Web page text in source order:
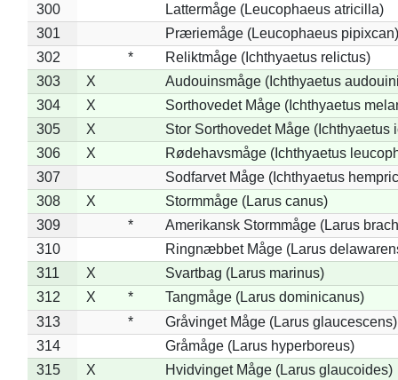
300
Lattermåge (Leucophaeus atricilla)
301
Præriemåge (Leucophaeus pipixcan)
302
*
Reliktmåge (Ichthyaetus relictus)
303
X
Audouinsmåge (Ichthyaetus
304
X
Sorthovedet Måge (Ichthyaetus
305
X
Stor Sorthovedet Måge (Ichthyaetus
306
X
Rødehavsmåge (Ichthyaetus
307
Sodfarvet Måge (Ichthyaetus
308
X
Stormmåge (Larus canus)
309
*
Amerikansk Stormmåge (Larus
310
Ringnæbbet Måge (Larus
311
X
Svartbag (Larus marinus)
312
X *
Tangmåge (Larus dominicanus)
313
*
Gråvinget Måge (Larus glaucescens)
314
Gråmåge (Larus hyperboreus)
315
X
Hvidvinget Måge (Larus glaucoides)